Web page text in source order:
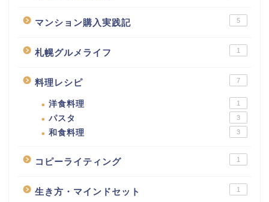
マンション購入実践記 5
札幌グルメライフ 1
料理レシピ 7
洋食料理 1
パスタ 3
和食料理 3
コピーライティング 1
生き方・マインドセット 1